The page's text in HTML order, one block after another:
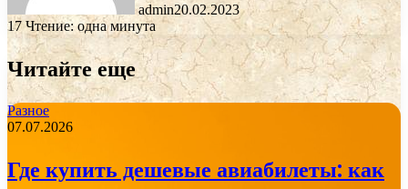
admin20.02.2023
17 Чтение: одна минута
Читайте еще
Разное
07.07.2026
Где купить дешевые авиабилеты: как